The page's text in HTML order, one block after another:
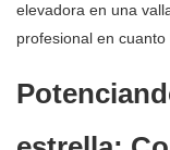
elevadora en una
profesional en